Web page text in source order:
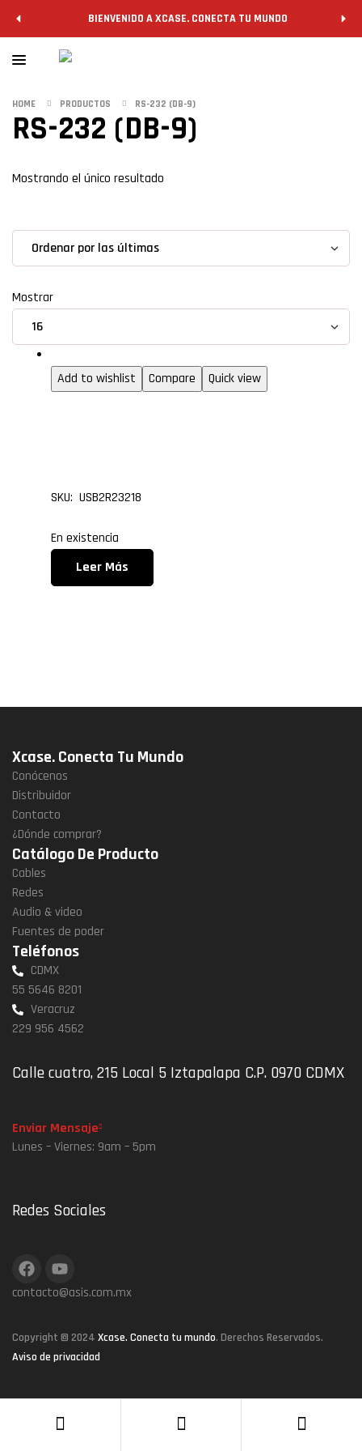
BIENVENIDO A XCASE. CONECTA TU MUNDO
HOME PRODUCTOS RS-232 (DB-9)
RS-232 (DB-9)
Mostrando el único resultado
Mostrar
Add to wishlist
Compare Quick view
SKU: USB2R23218
En existencia
Leer Más
Xcase. Conecta Tu Mundo
Conócenos
Distribuidor
Contacto
¿Dónde comprar?
Catálogo De Producto
Cables
Redes
Audio & video
Fuentes de poder
Teléfonos
CDMX
55 5646 8201
Veracruz
229 956 4562
Calle cuatro, 215 Local 5 Iztapalapa C.P. 0970 CDMX
Enviar Mensaje
Lunes – Viernes: 9am – 5pm
Redes Sociales
contacto@asis.com.mx
Copyright © 2024 Xcase. Conecta tu mundo. Derechos Reservados.
Aviso de privacidad